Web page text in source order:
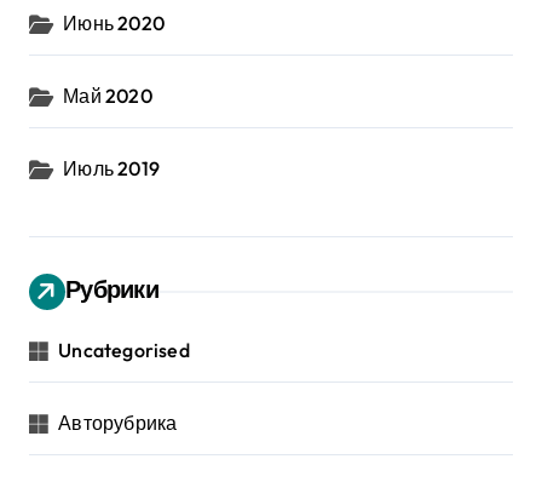
Июнь 2020
Май 2020
Июль 2019
Рубрики
Uncategorised
Авторубрика